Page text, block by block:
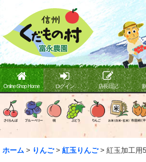
Online Shop Home ログイン 店長日記
ホーム > りんご > 紅玉りんご > 紅玉加工用